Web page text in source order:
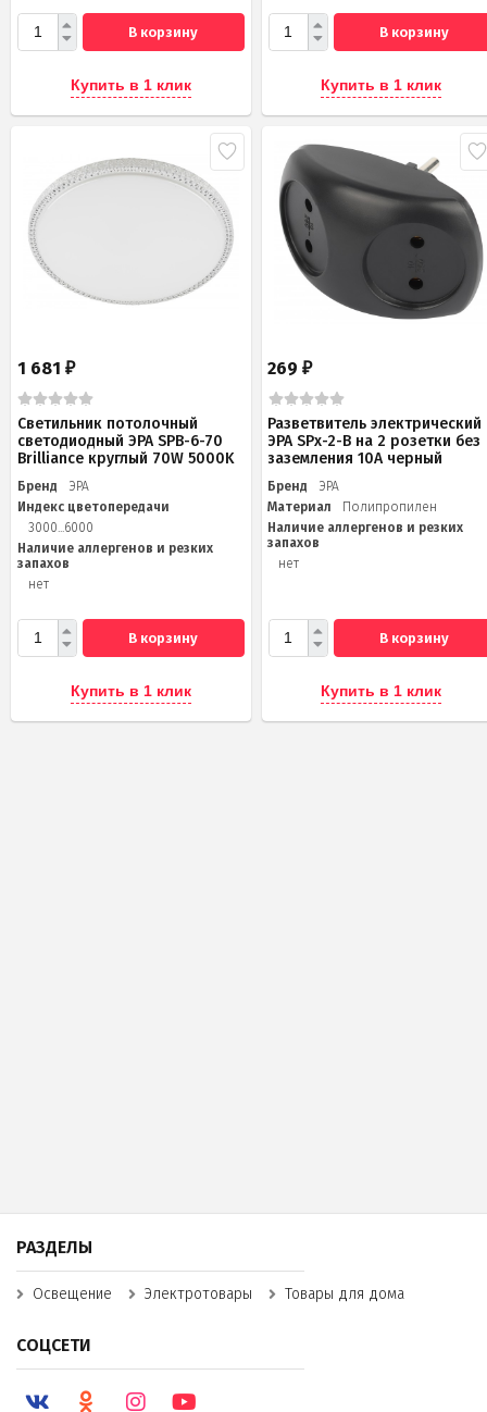
В корзину
Купить в 1 клик
В корзину
Купить в 1 клик
1 681 ₽
Светильник потолочный
светодиодный ЭРА SPB-6-70
Brilliance круглый 70W 5000K
Бренд
ЭРА
Индекс цветопередачи
3000...6000
Наличие аллергенов и резких
запахов
нет
В корзину
Купить в 1 клик
269₽
Разветвитель электрический
ЭРА SPx-2-B на 2 розетки без
заземления 10А черный
Бренд
ЭРА
Материал
Полипропилен
Наличие аллергенов и резких
запахов
нет
В корзину
Купить в 1 клик
РАЗДЕЛЫ
Освещение Электротовары Товары для дома
СОЦСЕТИ